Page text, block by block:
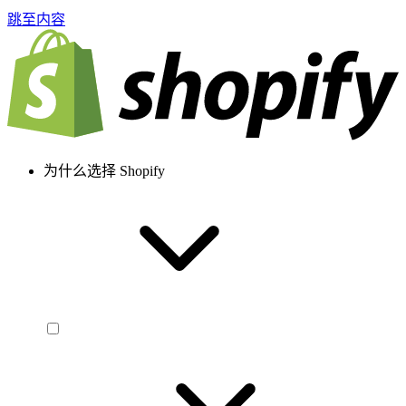
跳至内容
为什么选择 Shopify